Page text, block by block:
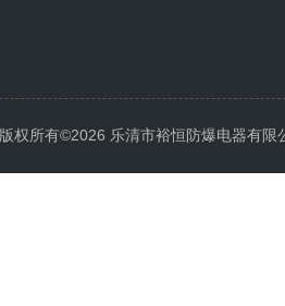
版权所有©2026 乐清市裕恒防爆电器有